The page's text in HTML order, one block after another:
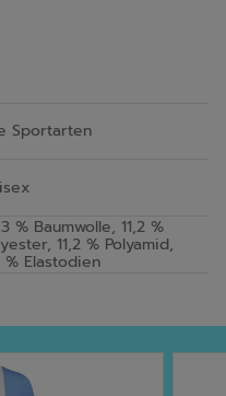
Sportarten
% Baumwolle, 11,2 %
11,2 % Polyamid,
% Elastodien